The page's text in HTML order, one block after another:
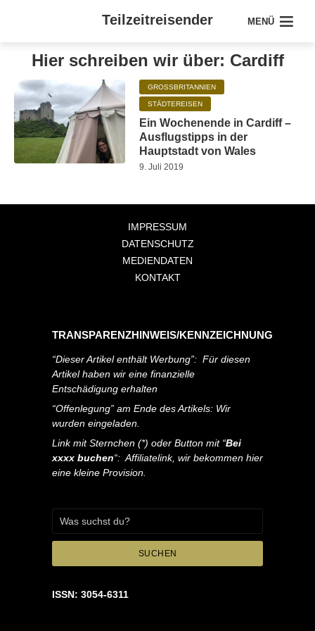
Teilzeitreisender MENÜ
Hier schreiben wir über: Cardiff
GROSSBRITANNIEN
STÄDTEREISEN
Ein Wochenende in Cardiff –
Ausflugstipps in der
Hauptstadt von Wales
9. Juli 2019
IMPRESSUM
DATENSCHUTZ
MEDIENDATEN
KONTAKT
TRANSPARENZHINWEIS/KENNZEICHNUNG
“Dieser Artikel enthält Werbung”: Für diesen
Artikel haben wir eine finanzielle
Entschädigung erhalten
“Offenlegung” am Ende des Artikels: Wir
wurden eingeladen.
Link mit Sternchen (*) oder Button mit “Bei
xxxx buchen“: Affiliatelink, wir bekommen hier
eine kleine Provision.
SUCHEN
ISSN: 3054-6311